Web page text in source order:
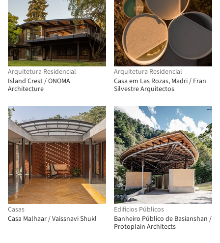
Arquitetura Residencial
Island Crest / ONOMA
Architecture
Arquitetura Residencial
Casa em Las Rozas, Madri / Fran
Silvestre Arquitectos
Casas
Casa Malhaar / Vaissnavi Shukl
Edificios Públicos
Banheiro Público de Basianshan /
Protoplain Architects